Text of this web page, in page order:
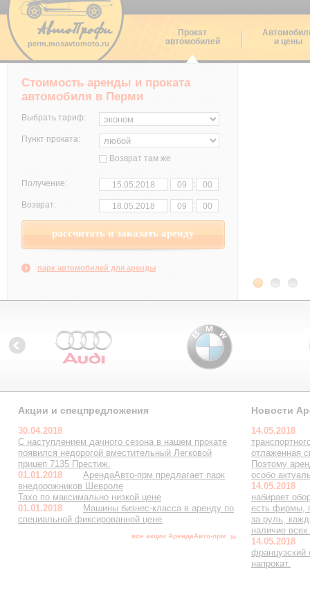
perm.mosavtomoto.ru
Прокат
автомобилей
и цены
Стоимость аренды и проката
автомобиля в Перми
Выбрать тариф:
Пункт проката:
Возврат там же
Получение: :
Возврат: :
парк автомобилей для аренды
Акции и спецпредложения
30.04.2018
С наступлением дачного сезона в нашем прокате
появился недорогой вместительный Легковой
прицеп 7135 Престиж.
01.01.2018
АрендаАвто-прм предлагает парк
внедорожников Шевроле
Тахо по максимально низкой цене
01.01.2018
Машины бизнес-класса в аренду по
специальной фиксированной цене
все акции АрендаАвто-прм
Новости
14.05.2018
отлаженная
Поэтому
особо
14.05.2018
набирает
есть фирмы,
за руль,
наличие
14.05.2018
напрокат.